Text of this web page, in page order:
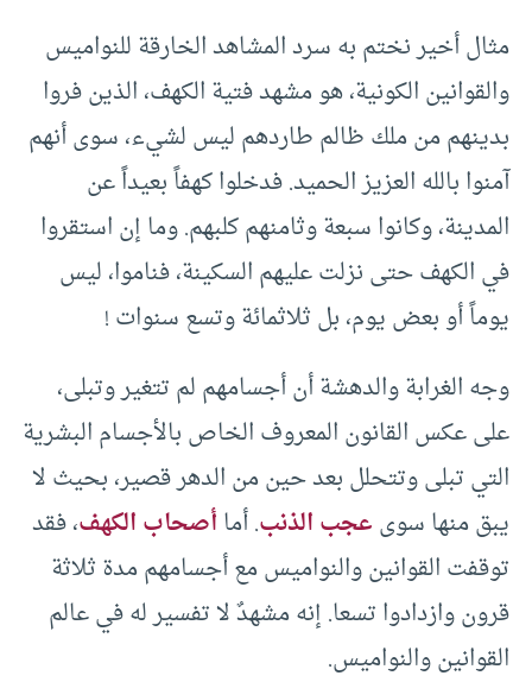
مثال أخير نختم به سرد المشاهد الخارقة للنواميس
والقوانين الكونية، هو مشهد فتية الكهف، الذين فروا
بدينهم من ملك ظالم طاردهم ليس لشيء، سوى أنهم
آمنوا بالله العزيز الحميد. فدخلوا كهفاً بعيداً عن
المدينة، وكانوا سبعة وثامنهم كلبهم. وما إن استقروا
في الكهف حتى نزلت عليهم السكينة، فناموا، ليس
يوماً أو بعض يوم، بل ثلاثمائة وتسع سنوات !
وجه الغرابة والدهشة أن أجسامهم لم تتغير وتبلى،
على عكس القانون المعروف الخاص بالأجسام البشرية
التي تبلى وتتحلل بعد حين من الدهر قصير، بحيث لا
يبق منها سوىعجب الذنب. أماأصحاب الكهف، فقد
توقفت القوانين والنواميس مع أجسامهم مدة ثلاثة
قرون وازدادوا تسعا. إنه مشهدٌ لا تفسير له في عالم
القوانين والنواميس.